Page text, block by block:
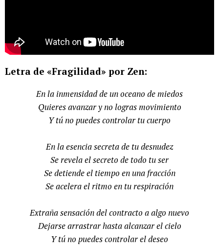
Letra de «Fragilidad» por Zen:
En la inmensidad de un oceano de miedos
Quieres avanzar y no logras movimiento
Y tú no puedes controlar tu cuerpo
En la esencia secreta de tu desnudez
Se revela el secreto de todo tu ser
Se detiende el tiempo en una fracción
Se acelera el ritmo en tu respiración
Extraña sensación del contracto a algo nuevo
Dejarse arrastrar hasta alcanzar el cielo
Y tú no puedes controlar el deseo